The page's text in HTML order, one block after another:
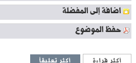
اضافة إلى المفضلة
حفظ الموضوع